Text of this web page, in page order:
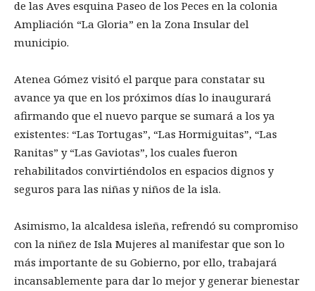
de las Aves esquina Paseo de los Peces en la colonia
Ampliación “La Gloria” en la Zona Insular del
municipio.
Atenea Gómez visitó el parque para constatar su
avance ya que en los próximos días lo inaugurará
afirmando que el nuevo parque se sumará a los ya
existentes: “Las Tortugas”, “Las Hormiguitas”, “Las
Ranitas” y “Las Gaviotas”, los cuales fueron
rehabilitados convirtiéndolos en espacios dignos y
seguros para las niñas y niños de la isla.
Asimismo, la alcaldesa isleña, refrendó su compromiso
con la niñez de Isla Mujeres al manifestar que son lo
más importante de su Gobierno, por ello, trabajará
incansablemente para dar lo mejor y generar bienestar